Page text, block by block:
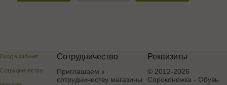
Вход в кабинет
Сотрудничество
Сотрудничество
Приглашаем к
сотрудничеству магазины
Реквизиты
© 2012-2026
Сороконожка - Обувь